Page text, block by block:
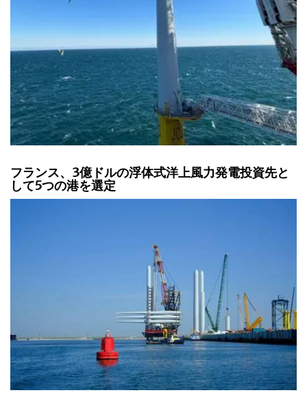
フランス、3億ドルの浮体式洋上風力発電投資先と
して5つの港を選定